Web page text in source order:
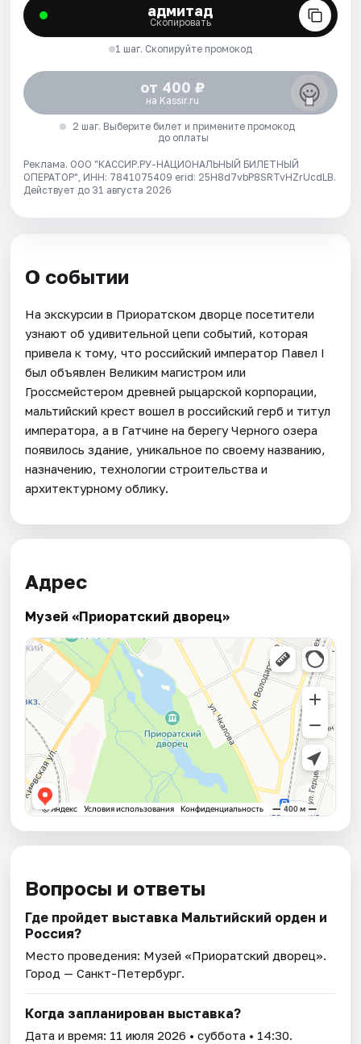
адмитад
Скопировать
1 шаг. Скопируйте промокод
от 400 ₽
на Kassir.ru
2 шаг. Выберите билет и примените промокод
до оплаты
Реклама. ООО "КАССИР.РУ-НАЦИОНАЛЬНЫЙ БИЛЕТНЫЙ
ОПЕРАТОР", ИНН: 7841075409 erid: 25H8d7vbP8SRTvHZrUcdLB.
Действует до 31 августа 2026
О событии
На экскурсии в Приоратском дворце посетители
узнают об удивительной цепи событий, которая
привела к тому, что российский император Павел I
был объявлен Великим магистром или
Гроссмейстером древней рыцарской корпорации,
мальтийский крест вошел в российский герб и титул
императора, а в Гатчине на берегу Черного озера
появилось здание, уникальное по своему названию,
назначению, технологии строительства и
архитектурному облику.
Адрес
Музей «Приоратский дворец»
Вопросы и ответы
Где пройдет выставка Мальтийский орден и
Россия?
Место проведения: Музей «Приоратский дворец».
Город — Санкт-Петербург.
Когда запланирован выставка?
Дата и время: 11 июля 2026 • суббота • 14:30.